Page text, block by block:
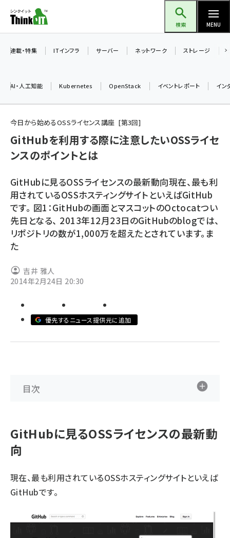
ン
ツ
検索 MENU
加藤銘のチーム貢献～仲間と築いた勝利の絆～ (2315)
iot女子会 (2281)
drupal (1956)
genai (1484)
abc123 (1360)
連載・特集 ITインフラ サーバー ネットワーク ストレージ
AI・人工知能 Kubernetes OpenStack イベントレポート イン
今日から始めるOSSライセンス講座 第3回
GitHubを利用する際に注意したいOSSライセ
ンスのポイントとは
GitHubに見るOSSライセンスの最新動向現在、最も利
用されているOSSホスティングサイトといえばGitHub
です。 図1：GitHubの画面とマスコットのOctocatつい
先日となる、 2013年12月23日のGitHubのblogでは、
リポジトリの数が1,000万を超えたとされています。ま
た
吉井 雅人
2014年2月24日 20:30
優先するニュース提供元に追加
目次
GitHubに見るOSSライセンスの最新動
向
現在、最も利用されているOSSホスティングサイトといえば
GitHubです。